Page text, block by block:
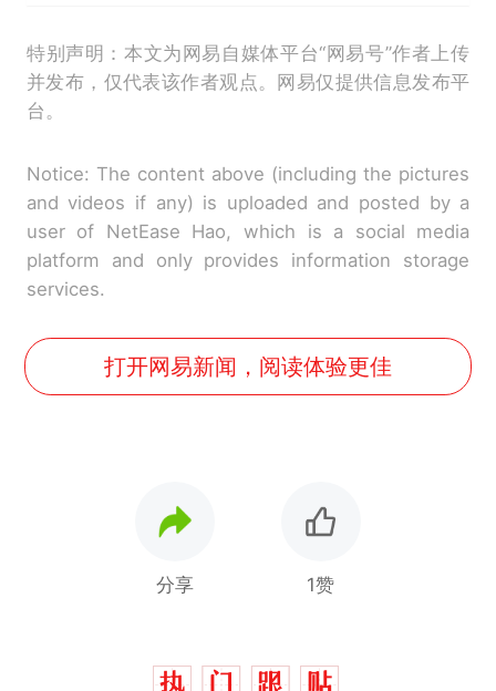
特别声明：本文为网易自媒体平台“网易号”作者上传
并发布，仅代表该作者观点。网易仅提供信息发布平
台。
Notice: The content above (including the pictures
and videos if any) is uploaded and posted by a
user of NetEase Hao, which is a social media
platform and only provides information storage
services.
打开网易新闻，阅读体验更佳
分享 1赞